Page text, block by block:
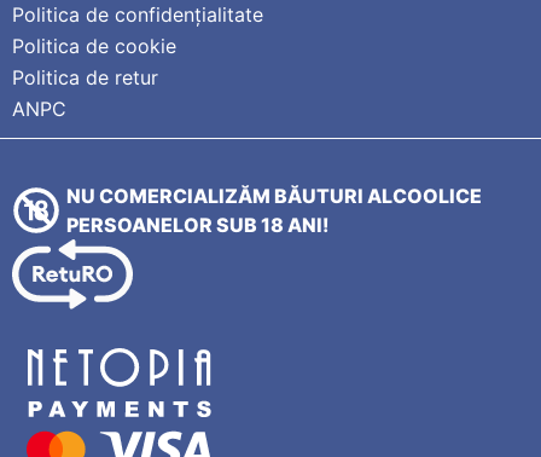
Politica de confidențialitate
Politica de cookie
Politica de retur
ANPC
NU COMERCIALIZĂM BĂUTURI ALCOOLICE
PERSOANELOR SUB 18 ANI!